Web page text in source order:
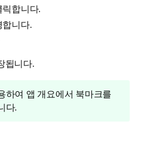
릭합니다.
합니다.
됩니다.
하여 앱 개요에서 북마크를
다.